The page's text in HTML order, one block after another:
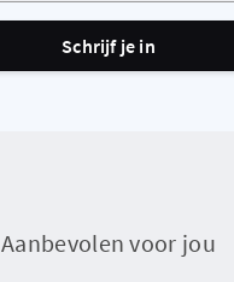
Schrijf je in
Aanbevolen voor jou